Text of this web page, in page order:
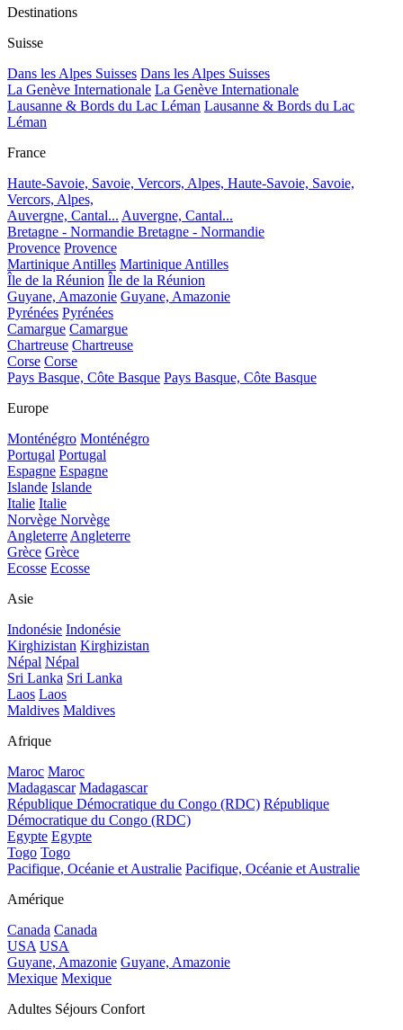
Destinations
Suisse
Dans les Alpes Suisses Dans les Alpes Suisses
La Genève Internationale La Genève Internationale
Lausanne & Bords du Lac Léman Lausanne & Bords du Lac
Léman
France
Haute-Savoie, Savoie, Vercors, Alpes, Haute-Savoie, Savoie,
Vercors, Alpes,
Auvergne, Cantal... Auvergne, Cantal...
Bretagne - Normandie Bretagne - Normandie
Provence Provence
Martinique Antilles Martinique Antilles
Île de la Réunion Île de la Réunion
Guyane, Amazonie Guyane, Amazonie
Pyrénées Pyrénées
Camargue Camargue
Chartreuse Chartreuse
Corse Corse
Pays Basque, Côte Basque Pays Basque, Côte Basque
Europe
Monténégro Monténégro
Portugal Portugal
Espagne Espagne
Islande Islande
Italie Italie
Norvège Norvège
Angleterre Angleterre
Grèce Grèce
Ecosse Ecosse
Asie
Indonésie Indonésie
Kirghizistan Kirghizistan
Népal Népal
Sri Lanka Sri Lanka
Laos Laos
Maldives Maldives
Afrique
Maroc Maroc
Madagascar Madagascar
République Démocratique du Congo (RDC) République
Démocratique du Congo (RDC)
Egypte Egypte
Togo Togo
Pacifique, Océanie et Australie Pacifique, Océanie et Australie
Amérique
Canada Canada
USA USA
Guyane, Amazonie Guyane, Amazonie
Mexique Mexique
Adultes Séjours Confort